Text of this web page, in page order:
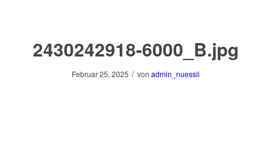
2430242918-6000_B.jpg
Februar 25, 2025 / vonadmin_nuessli